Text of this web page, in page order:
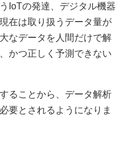
IoTの発達、デジタル機器
在は取り扱うデータ量が
なデータを人間だけで解
かつ正しく予測できない
ることから、データ解析
要とされるようになりま